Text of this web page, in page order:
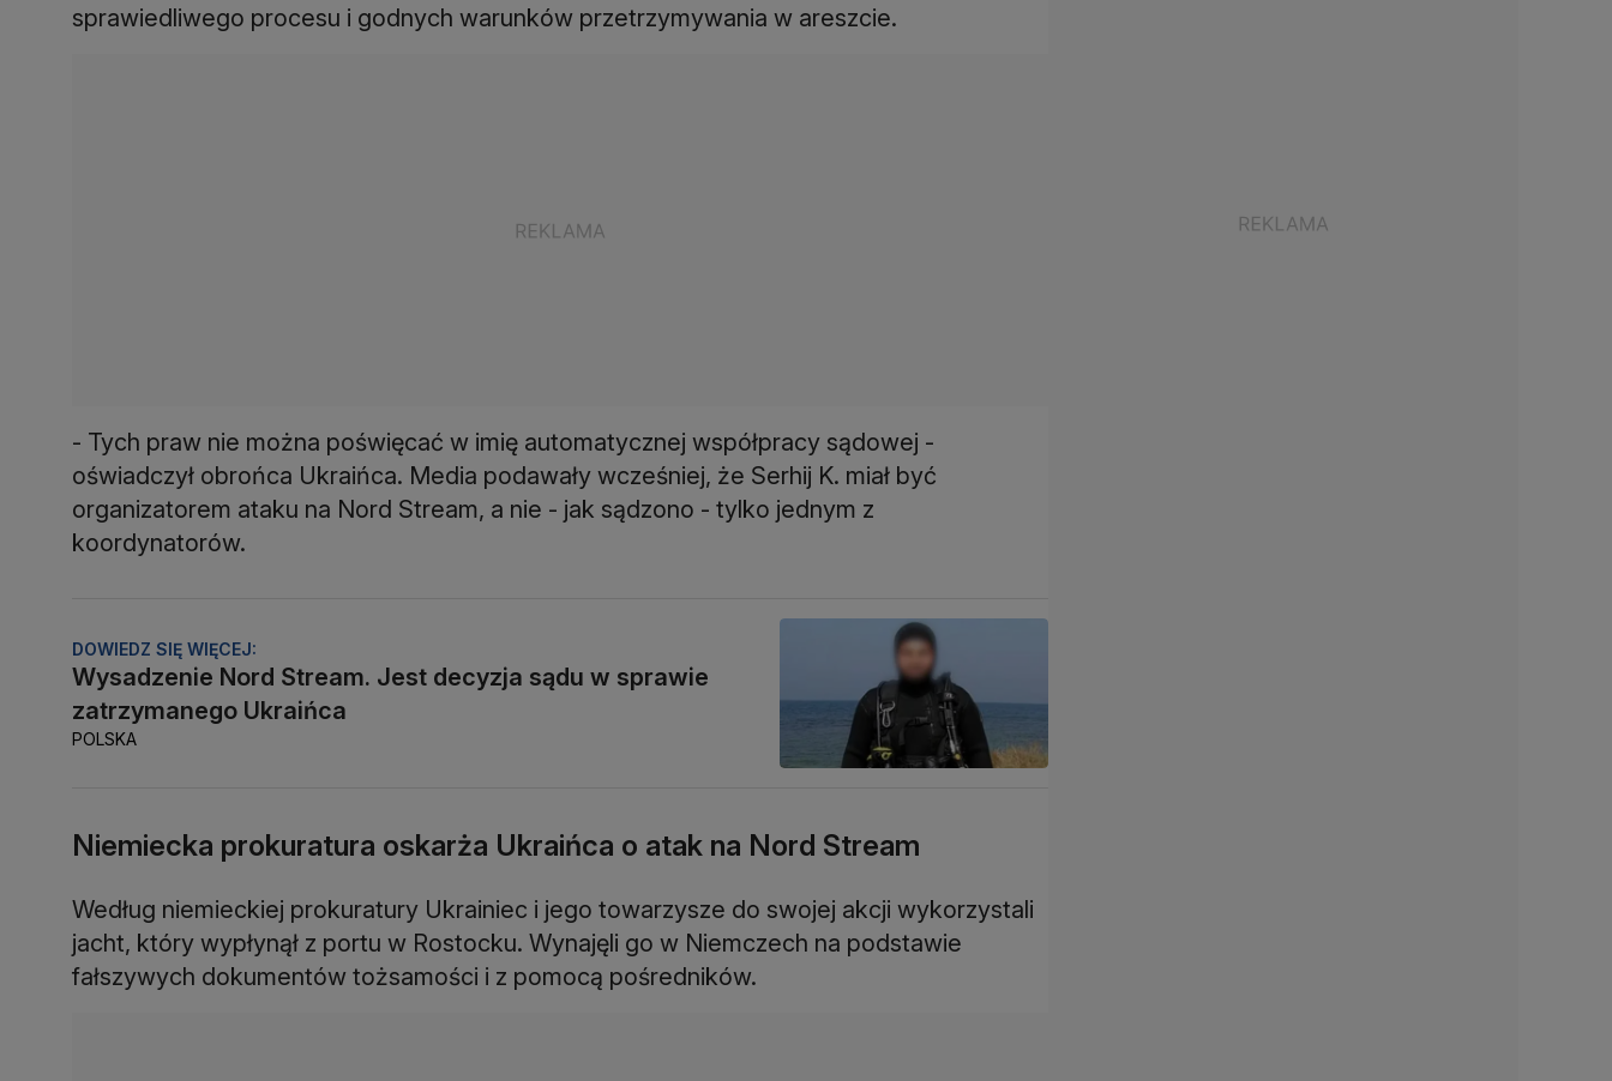
sprawiedliwego procesu i godnych warunków przetrzymywania w areszcie.
- Tych praw nie można poświęcać w imię automatycznej współpracy sądowej -
oświadczył obrońca Ukraińca. Media podawały wcześniej, że Serhij K. miał być
organizatorem ataku na Nord Stream, a nie - jak sądzono - tylko jednym z
koordynatorów.
DOWIEDZ SIĘ WIĘCEJ:
Wysadzenie Nord Stream. Jest decyzja sądu w sprawie
zatrzymanego Ukraińca
POLSKA
Niemiecka prokuratura oskarża Ukraińca o atak na Nord Stream
Według niemieckiej prokuratury Ukrainiec i jego towarzysze do swojej akcji wykorzystali
jacht, który wypłynął z portu w Rostocku. Wynajęli go w Niemczech na podstawie
fałszywych dokumentów tożsamości i z pomocą pośredników.